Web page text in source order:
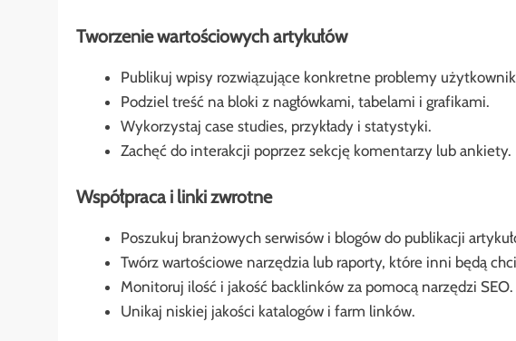
Tworzenie wartościowych artykułów
Publikuj wpisy rozwiązujące konkretne problemy
Podziel treść na bloki z nagłówkami, tabelami i grafikami.
Wykorzystaj case studies, przykłady i statystyki.
Zachęć do interakcji poprzez sekcję komentarzy lub ankiety.
Współpraca i linki zwrotne
Poszukuj branżowych serwisów i blogów do publikacji
Twórz wartościowe narzędzia lub raporty, które inni będą
Monitoruj ilość i jakość backlinków za pomocą narzędzi SEO.
Unikaj niskiej jakości katalogów i farm linków.